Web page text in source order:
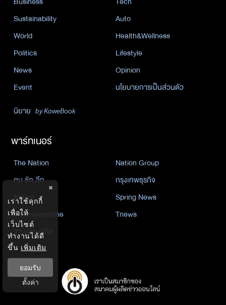
Sustainability
Auto
World
Health&Wellness
Politics
Lifestyle
News
Opinion
Event
นโยบายการเป็นส่วนตัว
นิยาย by KaweBook
พาร์ทเนอร์
The Nation
Nation Group
คม ชัด ลึก
กรุงเทพธุรกิจ
Nation
Spring News
Thainewsonline
Tnews
ฐานเศรษฐกิจ
×
เราใช้คุกกี้
เพื่อให้
เว็บไซต์
ทำงานได้ดี
ขึ้น เพิ่มเติม
ยอมรับ
ตั้งค่า